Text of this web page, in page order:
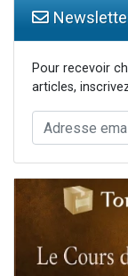
Pour recevoir
articles,